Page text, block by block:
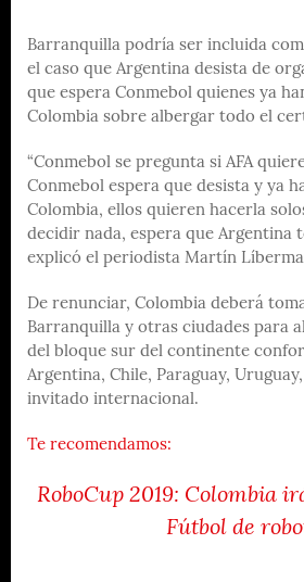
Barranquilla podría ser incluida
el caso que Argentina desista de
que espera Conmebol quienes ya
Colombia sobre albergar todo el
“Conmebol se pregunta si AFA
Conmebol espera que desista y ya
Colombia, ellos quieren hacerla
decidir nada, espera que Argentina
explicó el periodista Martín
De renunciar, Colombia deberá
Barranquilla y otras ciudades para
del bloque sur del continente
Argentina, Chile, Paraguay,
invitado internacional.
Te recomendamos:
RoboCup 2019: Colombia
Fútbol de